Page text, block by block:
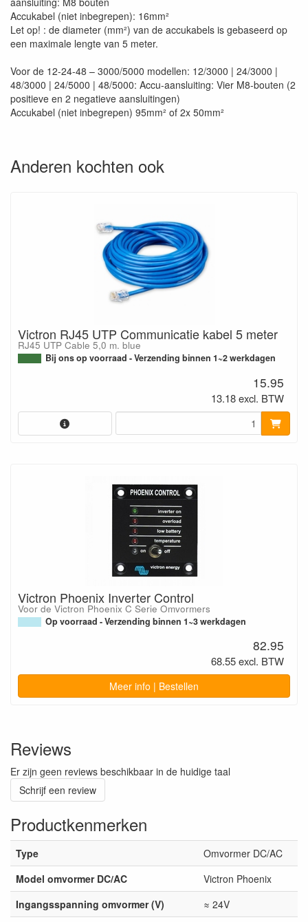
Accukabel (niet inbegrepen): 16mm²
Let op! : de diameter (mm²) van de accukabels is gebaseerd op
een maximale lengte van 5 meter.
Voor de 12-24-48 – 3000/5000 modellen: 12/3000 | 24/3000 |
48/3000 | 24/5000 | 48/5000: Accu-aansluiting: Vier M8-bouten (2
positieve en 2 negatieve aansluitingen)
Accukabel (niet inbegrepen) 95mm² of 2x 50mm²
Anderen kochten ook
Victron RJ45 UTP Communicatie kabel 5 meter
RJ45 UTP Cable 5,0 m. blue
Bij ons op voorraad - Verzending binnen 1~2 werkdagen
15.95
13.18 excl. BTW
Victron Phoenix Inverter Control
Voor de Victron Phoenix C Serie Omvormers
Op voorraad - Verzending binnen 1~3 werkdagen
82.95
68.55 excl. BTW
Meer info | Bestellen
Reviews
Er zijn geen reviews beschikbaar in de huidige taal
Schrijf een review
Productkenmerken
Type
Omvormer DC/AC
Model omvormer DC/AC
Victron Phoenix
Ingangsspanning omvormer (V)
≈ 24V